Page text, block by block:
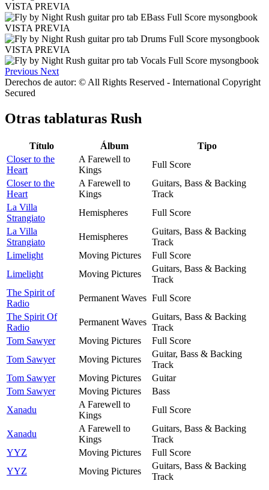
VISTA PREVIA
VISTA PREVIA
VISTA PREVIA
Previous Next
Derechos de autor: © All Rights Reserved - International Copyright
Secured
Otras tablaturas Rush
Título Álbum
Tipo
Closer to the
Heart
A Farewell to
Kings
Full Score
Closer to the
Heart
A Farewell to
Kings
Guitars, Bass & Backing
Track
La Villa
Strangiato
Hemispheres
Full Score
La Villa
Strangiato
Hemispheres
Guitars, Bass & Backing
Track
Limelight
Moving Pictures
Full Score
Limelight
Moving Pictures
Guitars, Bass & Backing
Track
The Spirit of
Radio
Permanent Waves Full Score
The Spirit Of
Radio
Permanent Waves
Guitars, Bass & Backing
Track
Tom Sawyer
Moving Pictures
Full Score
Tom Sawyer
Moving Pictures
Guitar, Bass & Backing
Track
Tom Sawyer
Moving Pictures
Guitar
Tom Sawyer
Moving Pictures
Bass
Xanadu
A Farewell to
Kings
Full Score
Xanadu
A Farewell to
Kings
Guitars, Bass & Backing
Track
YYZ
Moving Pictures
Full Score
YYZ
Moving Pictures
Guitars, Bass & Backing
Track